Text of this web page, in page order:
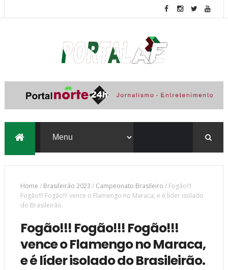
Home / Brasileirão 2023 / Campeonato Brasileiro / Fogão!!!
Fogão!!! Fogão!!! vence o Flamengo no Maraca, e é líder isolado
do Brasileirão.
Fogão!!! Fogão!!! Fogão!!!
vence o Flamengo no Maraca,
e é líder isolado do Brasileirão.